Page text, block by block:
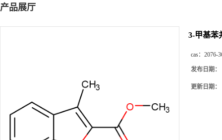
产品展厅
3-甲基苯
cas： 2076-
发布日期：
更新日期：